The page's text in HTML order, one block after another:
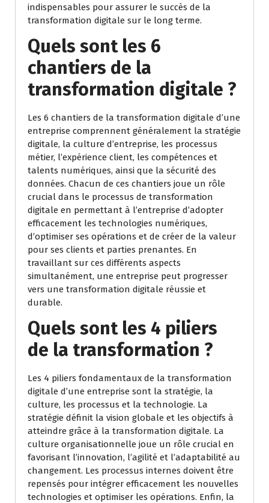
indispensables pour assurer le succès de la
transformation digitale sur le long terme.
Quels sont les 6
chantiers de la
transformation digitale ?
Les 6 chantiers de la transformation digitale d’une
entreprise comprennent généralement la stratégie
digitale, la culture d’entreprise, les processus
métier, l’expérience client, les compétences et
talents numériques, ainsi que la sécurité des
données. Chacun de ces chantiers joue un rôle
crucial dans le processus de transformation
digitale en permettant à l’entreprise d’adopter
efficacement les technologies numériques,
d’optimiser ses opérations et de créer de la valeur
pour ses clients et parties prenantes. En
travaillant sur ces différents aspects
simultanément, une entreprise peut progresser
vers une transformation digitale réussie et
durable.
Quels sont les 4 piliers
de la transformation ?
Les 4 piliers fondamentaux de la transformation
digitale d’une entreprise sont la stratégie, la
culture, les processus et la technologie. La
stratégie définit la vision globale et les objectifs à
atteindre grâce à la transformation digitale. La
culture organisationnelle joue un rôle crucial en
favorisant l’innovation, l’agilité et l’adaptabilité au
changement. Les processus internes doivent être
repensés pour intégrer efficacement les nouvelles
technologies et optimiser les opérations. Enfin, la